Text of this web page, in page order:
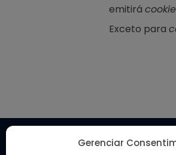
Gerenciar
emitirá
Exceto para
© Instituto SIGILO. Todos os